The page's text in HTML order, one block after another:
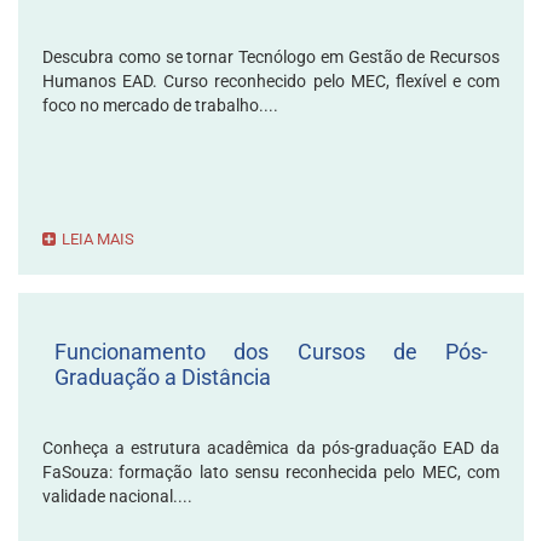
Descubra como se tornar Tecnólogo em Gestão de Recursos
Humanos EAD. Curso reconhecido pelo MEC, flexível e com
foco no mercado de trabalho....
LEIA MAIS
Funcionamento dos Cursos de Pós-
Graduação a Distância
Conheça a estrutura acadêmica da pós-graduação EAD da
FaSouza: formação lato sensu reconhecida pelo MEC, com
validade nacional....